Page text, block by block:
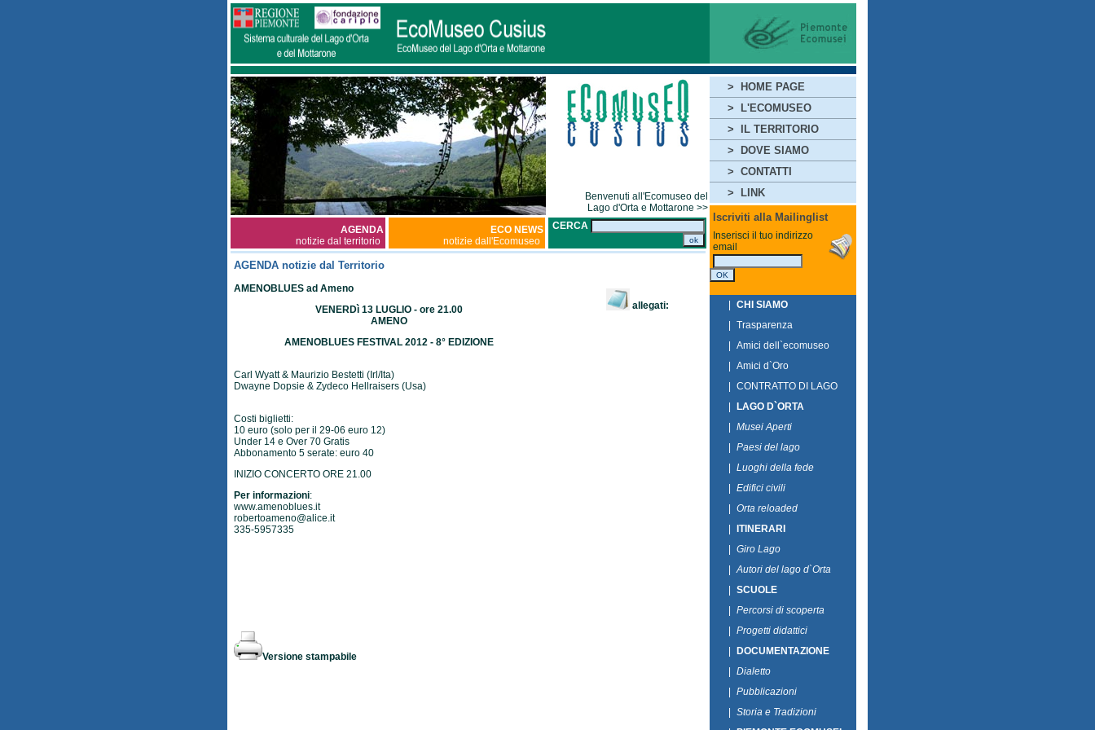
Benvenuti all'Ecomuseo del
Lago d'Orta e Mottarone >>
AGENDA
notizie dal territorio
ECO NEWS
notizie dall'Ecomuseo
CERCA
AGENDA notizie dal Territorio
AMENOBLUES ad Ameno
VENERDì 13 LUGLIO - ore 21.00
AMENO
AMENOBLUES FESTIVAL 2012 - 8° EDIZIONE
Carl Wyatt & Maurizio Bestetti (Irl/Ita)
Dwayne Dopsie & Zydeco Hellraisers (Usa)
Costi biglietti:
10 euro (solo per il 29-06 euro 12)
Under 14 e Over 70 Gratis
Abbonamento 5 serate: euro 40
INIZIO CONCERTO ORE 21.00
Per informazioni:
www.amenoblues.it
robertoameno@alice.it
335-5957335
Versione stampabile
allegati:
>
HOME PAGE
>
L'ECOMUSEO
>
IL TERRITORIO
>
DOVE SIAMO
> CONTATTI
>
LINK
Iscriviti alla Mailinglist
Inserisci il tuo indirizzo
email
CHI SIAMO
Trasparenza
Amici dell`ecomuseo
Amici d`Oro
CONTRATTO DI LAGO
LAGO D`ORTA
Musei Aperti
Paesi del lago
Luoghi della fede
Edifici civili
Orta reloaded
ITINERARI
Giro Lago
Autori del lago d`Orta
SCUOLE
Percorsi di scoperta
Progetti didattici
DOCUMENTAZIONE
Dialetto
Pubblicazioni
Storia e Tradizioni